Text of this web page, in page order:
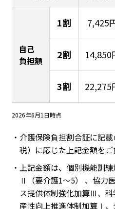
自己
負担額
1割 7,425
2割 14,850
3割 22,275
2026年6月1日時点
・介護保険負担割合証に記
税）に応じた上記金額をご
・上記金額は、個別機能訓
Ⅱ（要介護1～5） 、協力
ス提供体制強化加算Ⅲ、
産性向上推進体制加算Ⅰ